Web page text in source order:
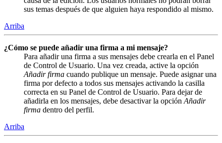
sus temas después de que alguien haya respondido al mismo.
Arriba
¿Cómo se puede añadir una firma a mi mensaje?
Para añadir una firma a sus mensajes debe crearla en el Panel
de Control de Usuario. Una vez creada, active la opción
Añadir firma cuando publique un mensaje. Puede asignar una
firma por defecto a todos sus mensajes activando la casilla
correcta en su Panel de Control de Usuario. Para dejar de
añadirla en los mensajes, debe desactivar la opción Añadir
firma dentro del perfil.
Arriba